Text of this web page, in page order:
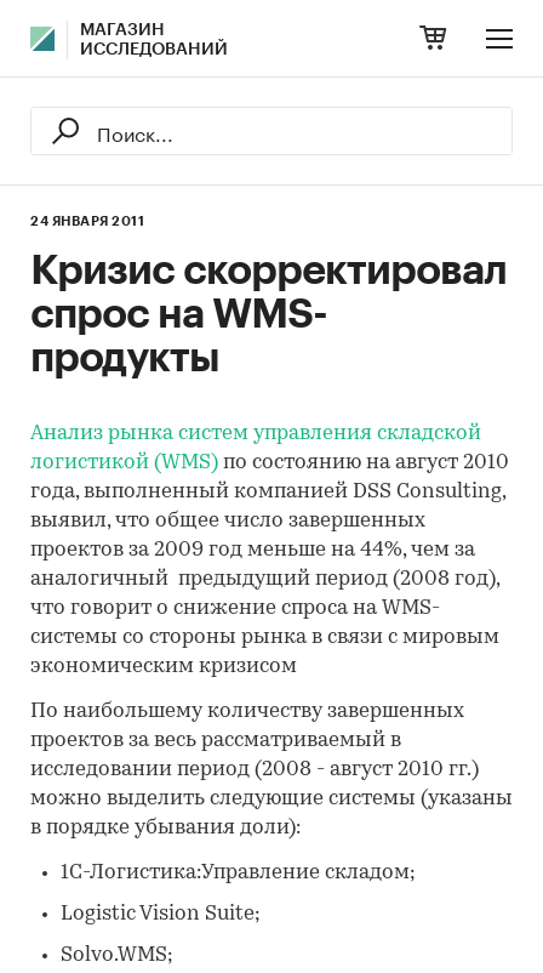
МАГАЗИН
ИССЛЕДОВАНИЙ
24 ЯНВАРЯ 2011
Кризис скорректировал
спрос на WMS-
продукты
Анализ рынка систем управления складской
логистикой (WMS) по состоянию на август 2010
года, выполненный компанией DSS Consulting,
выявил, что общее число завершенных
проектов за 2009 год меньше на 44%, чем за
аналогичный предыдущий период (2008 год),
что говорит о снижение спроса на WMS-
системы со стороны рынка в связи с мировым
экономическим кризисом
По наибольшему количеству завершенных
проектов за весь рассматриваемый в
исследовании период (2008 - август 2010 гг.)
можно выделить следующие системы (указаны
в порядке убывания доли):
1С-Логистика:Управление складом;
Logistic Vision Suite;
Solvo.WMS;